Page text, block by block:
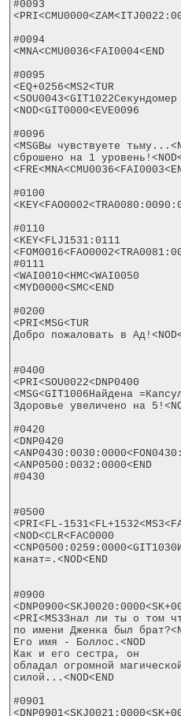
#0093
#0094
<MNA<CMU0036<FAI0004<END
#0095
<EQ+0256<MS2<TUR
<NOD<GIT0000<EVE0096
#0096
<MSGВы чувствуете
сброшено на 1
#0100
#0110
<KEY<FLJ1531:0111
#0111
<WAI0010<HMC<WAI0050
<MYD0000<SMC<END
#0200
<PRI<MSG<TUR
Добро пожаловать в
#0400
<PRI<SOU0022<DNP0400
<MSG<GIT1006Найдена
Здоровье увеличено на
#0420
<DNP0420
<ANP0500:0032:0000<END
#0430
#0500
<PRI<FL-
<NOD<CLR<FAC0000
канат=.<NOD<END
#0900
<PRI<MS3Знал ли ты о том
по имени Дженка был
Его имя - Боллос.<NOD
Как и его сестра, он
обладал огромной
силой...<NOD<END
#0901